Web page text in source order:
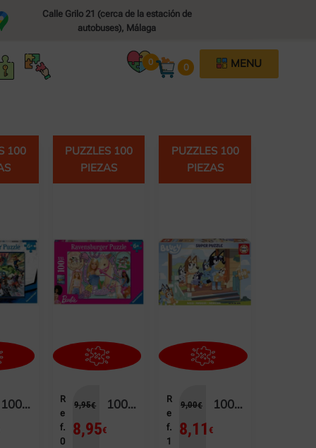
Calle Grilo 21 (cerca de la estación de
autobuses), Málaga​
0 0 MENU
100
100 AVENGERS
PUZZLES 100
PIEZAS
R
e
f.
0
9,95€
8,95€
100 BARBIE
PUZZLES 100
PIEZAS
R
e
f.
1
9,00€
8,11 €
100 BLUEY (MADERA)
PUZZLES POR PIEZAS
JUEGOS DE INGENIO / MESA
NOVEDADES (POR AÑO)
BLOG / NOTICIAS